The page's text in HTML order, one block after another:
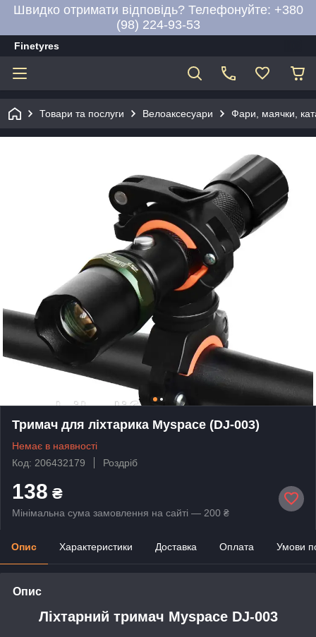
Швидко отримати відповідь? Телефонуйте: +380
(98) 224-93-53
Finetyres
Товари та послуги Велоаксесуари Фари, маячки,
Тримач для ліхтарика Myspace (DJ-003)
Немає в наявності
Код: 206432179
Роздріб
138 ₴
Мінімальна сума замовлення на сайті — 200 ₴
Опис Характеристики Доставка Оплата Умови
Опис
Ліхтарний тримач Myspace DJ-003